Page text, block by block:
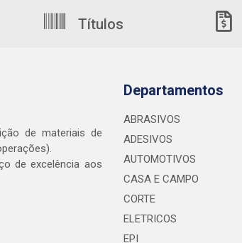
Títulos
de materiais de
de excelência aos
Departamentos
ABRASIVOS
ADESIVOS
AUTOMOTIVOS
CASA E CAMPO
CORTE
ELETRICOS
EPI